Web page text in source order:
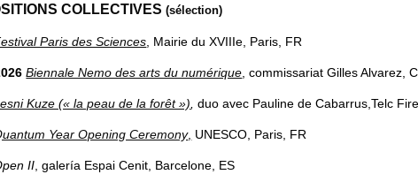
COLLECTIVES(sélection)
Paris des Sciences , Mairie du XVIIIe, Paris, FR
Biennale Nemo des arts du numérique , commissariat Gilles Alvarez,
Kuze (« la peau de la forêt ») duo avec Pauline de Cabarrus,Telc
Year Opening Ceremony, UNESCO, Paris, FR
II , galería Espai Cenit, Barcelone, ES